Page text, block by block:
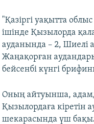
"Қазіргі уақытта
ішінде Қызылорда
ауданында – 2, Шиелі
Жаңақорған
бейсенбі күнгі
Оның айтуынша,
Қызылордаға кіретін
шекарасында үш